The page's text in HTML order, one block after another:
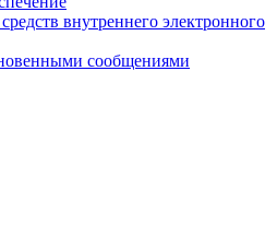
внутреннего электронного
сообщениями